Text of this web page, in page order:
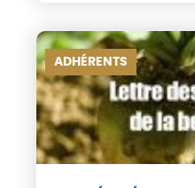
ADHÉRENTS